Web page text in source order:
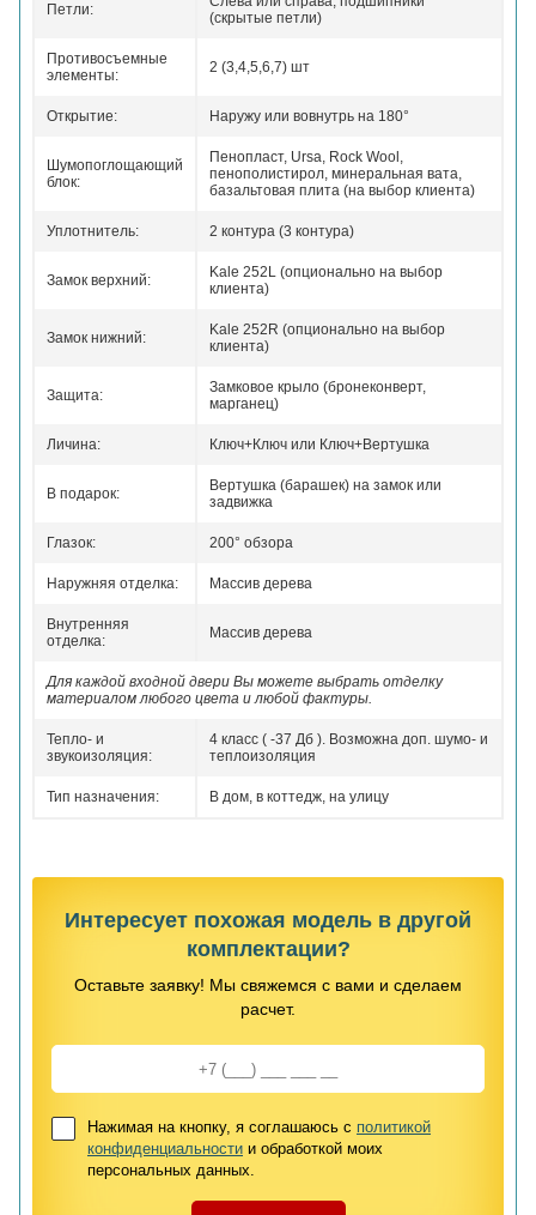
Петли:
(скрытые петли)
Противосъемные
элементы:
2 (3,4,5,6,7) шт
Открытие: Наружу или вовнутрь на 180°
Шумопоглощающий
блок:
Пенопласт, Ursa, Rock Wool,
пенополистирол, минеральная вата,
базальтовая плита (на выбор клиента)
Уплотнитель: 2 контура (3 контура)
Замок верхний:
Kale 252L (опционально на выбор
клиента)
Замок нижний:
Kale 252R (опционально на выбор
клиента)
Защита:
Замковое крыло (бронеконверт,
марганец)
Личина: Ключ+Ключ или Ключ+Вертушка
В подарок:
Вертушка (барашек) на замок или
задвижка
Глазок: 200° обзора
Наружняя отделка: Массив дерева
Внутренняя
отделка:
Массив дерева
Для каждой входной двери Вы можете выбрать отделку
материалом любого цвета и любой фактуры.
Тепло- и
звукоизоляция:
4 класс ( -37 Дб ). Возможна доп. шумо- и
теплоизоляция
Тип назначения: В дом, в коттедж, на улицу
Интересует похожая модель в другой
комплектации?
Оставьте заявку! Мы свяжемся с вами и сделаем
расчет.
Нажимая на кнопку, я соглашаюсь с политикой
конфиденциальности и обработкой моих
персональных данных.